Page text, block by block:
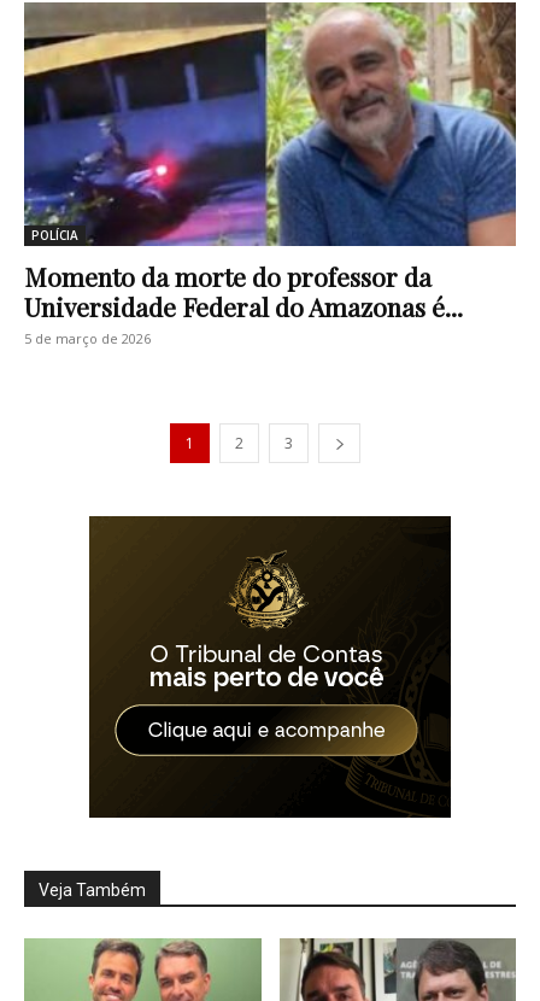
POLÍCIA
Momento da morte do professor da
Universidade Federal do Amazonas é...
5 de março de 2026
1 2 3
Veja Também